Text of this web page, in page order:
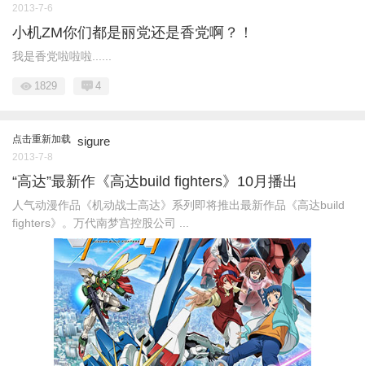
2013-7-6
小机ZM你们都是丽党还是香党啊？！
我是香党啦啦啦......
1829 4
点击重新加载 sigure
2013-7-8
“高达”最新作《高达build fighters》10月播出
人气动漫作品《机动战士高达》系列即将推出最新作品《高达build
fighters》。万代南梦宫控股公司 ...